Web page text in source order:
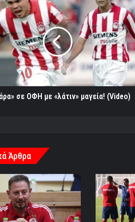
σε ΟΦΗ με «λάτιν» μαγεία! (Video)
Άρθρα